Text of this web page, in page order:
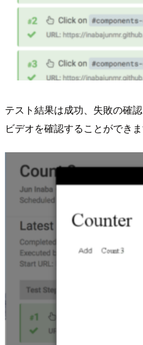
テスト結果は成功、失敗の確
ビデオを確認することができま